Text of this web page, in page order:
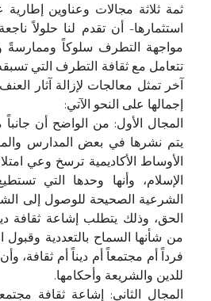
ثمة ثلاثة مجالات وعناوين إطارية
استثمارها- أن تقدم لنا حلولاً
مواجهة التطرف سلوكاً وممارسةً
تتعامل مع ثقافة التطرف التي
آخر تمثل معالجات لإزالة آثار
إجمالها على النحو الآتي:
المجال الأول: من الواضح أن جانباً
يتم نشرها في بعض المدارس
الأوساط الأكاديمية ترسخ وعي
الإسلام، وأنها وحدها التي
الشرعية الصحيحة للوصول إلى
الحق، وذلك يتطلب إشاعة ثقافة
من شأنها السماح بالتعددية وقبول
فرداً أم مجتمعاً أم ديناً أم
للدين والشريعة وأحكامها.
المجال الثاني: إشاعة ثقافة